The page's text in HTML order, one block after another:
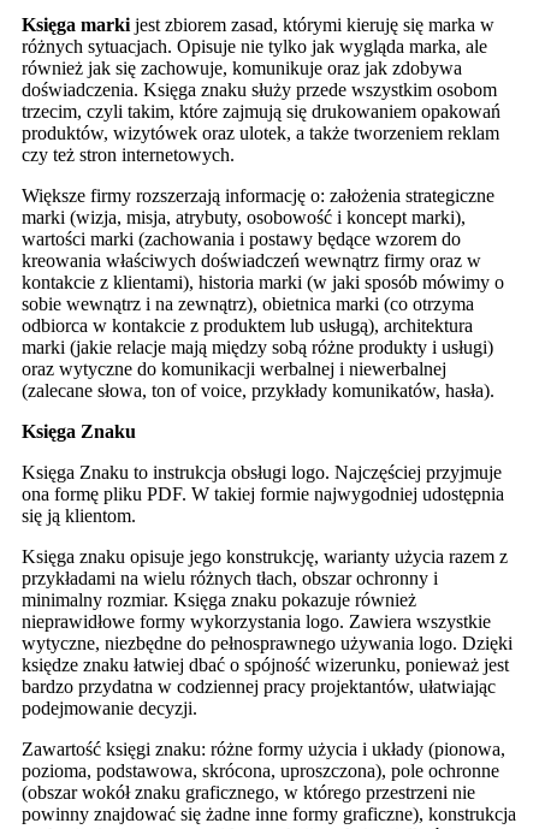
Księga marki jest zbiorem zasad, którymi kieruję się marka w
różnych sytuacjach. Opisuje nie tylko jak wygląda marka, ale
również jak się zachowuje, komunikuje oraz jak zdobywa
doświadczenia. Księga znaku służy przede wszystkim osobom
trzecim, czyli takim, które zajmują się drukowaniem opakowań
produktów, wizytówek oraz ulotek, a także tworzeniem reklam
czy też stron internetowych.
Większe firmy rozszerzają informację o: założenia strategiczne
marki (wizja, misja, atrybuty, osobowość i koncept marki),
wartości marki (zachowania i postawy będące wzorem do
kreowania właściwych doświadczeń wewnątrz firmy oraz w
kontakcie z klientami), historia marki (w jaki sposób mówimy o
sobie wewnątrz i na zewnątrz), obietnica marki (co otrzyma
odbiorca w kontakcie z produktem lub usługą), architektura
marki (jakie relacje mają między sobą różne produkty i usługi)
oraz wytyczne do komunikacji werbalnej i niewerbalnej
(zalecane słowa, ton of voice, przykłady komunikatów, hasła).
Księga Znaku
Księga Znaku to instrukcja obsługi logo. Najczęściej przyjmuje
ona formę pliku PDF. W takiej formie najwygodniej udostępnia
się ją klientom.
Księga znaku opisuje jego konstrukcję, warianty użycia razem z
przykładami na wielu różnych tłach, obszar ochronny i
minimalny rozmiar. Księga znaku pokazuje również
nieprawidłowe formy wykorzystania logo. Zawiera wszystkie
wytyczne, niezbędne do pełnosprawnego używania logo. Dzięki
księdze znaku łatwiej dbać o spójność wizerunku, ponieważ jest
bardzo przydatna w codziennej pracy projektantów, ułatwiając
podejmowanie decyzji.
Zawartość księgi znaku: różne formy użycia i układy (pionowa,
pozioma, podstawowa, skrócona, uproszczona), pole ochronne
(obszar wokół znaku graficznego, w którego przestrzeni nie
powinny znajdować się żadne inne formy graficzne), konstrukcja